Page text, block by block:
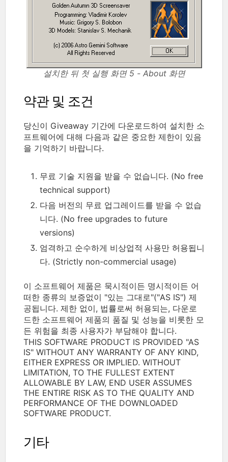
설치한 뒤 첫 실행 화면 5 - About 화면
약관 및 조건
당신이 Giveaway 기간에 다운로드하여 설치한 소
프트웨어에 대해 다음과 같은 중요한 제한이 있음
을 기억하기 바랍니다.
무료 기술 지원을 받을 수 없습니다. (No free
technical support)
다음 버전의 무료 업그레이드를 받을 수 없습
니다. (No free upgrades to future
versions)
엄격하고 순수하게 비상업적 사용만 허용됩니
다. (Strictly non-commercial usage)
이 소프트웨어 제품은 묵시적이든 명시적이든 어
떠한 종류의 보증없이 "있는 그대로"("AS IS") 제
공됩니다. 제한 없이, 법률로써 허용되는, 다운로
드한 소프트웨어 제품의 품질 및 성능을 비롯한 모
든 위험을 최종 사용자가 부담해야 합니다.
THIS SOFTWARE PRODUCT IS PROVIDED "AS
IS" WITHOUT ANY WARRANTY OF ANY KIND,
EITHER EXPRESS OR IMPLIED. WITHOUT
LIMITATION, TO THE FULLEST EXTENT
ALLOWABLE BY LAW, END USER ASSUMES
THE ENTIRE RISK AS TO THE QUALITY AND
PERFORMANCE OF THE DOWNLOADED
SOFTWARE PRODUCT.
기타